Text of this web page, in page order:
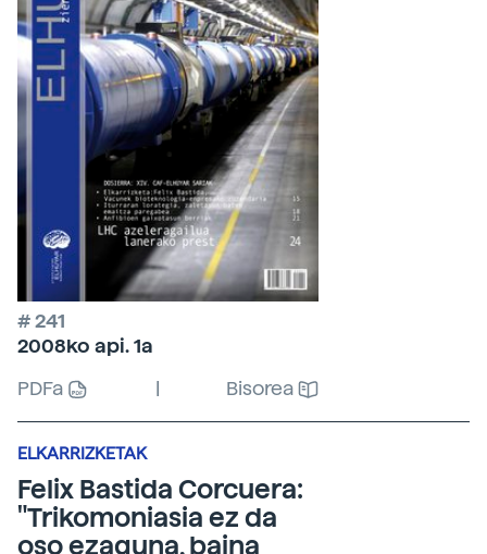
# 241
2008ko api. 1a
PDFa
| Bisorea
ELKARRIZKETAK
Felix Bastida Corcuera:
"Trikomoniasia ez da
oso ezaguna, baina